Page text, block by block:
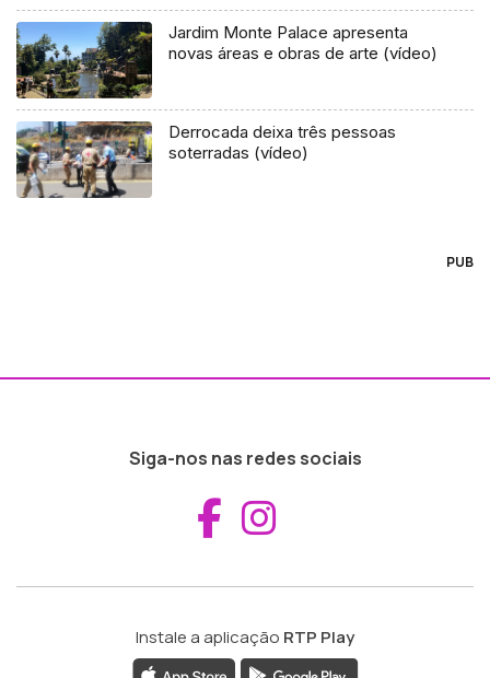
Jardim Monte Palace apresenta
novas áreas e obras de arte (vídeo)
Derrocada deixa três pessoas
soterradas (vídeo)
PUB
Siga-nos nas redes sociais
Aceder ao
Instale a aplicação RTP Play